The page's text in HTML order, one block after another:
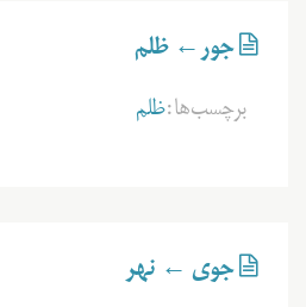
جور← ظلم
برچسب‌ها:ظلم
جوی ← نهر